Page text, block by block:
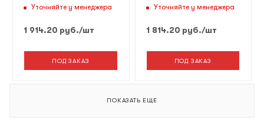
Уточняйте у менеджера
1 914.20 руб./шт
ПОД ЗАКАЗ
Уточняйте у менеджера
1 814.20 руб./шт
ПОД ЗАКАЗ
ПОКАЗАТЬ ЕЩЕ